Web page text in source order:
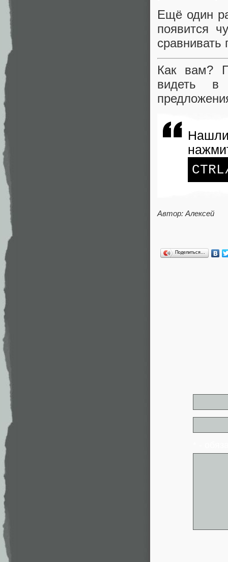
Ещё один
появится
сравнивать
Как вам?
видеть в
Автор: Алексей
Поделиться…